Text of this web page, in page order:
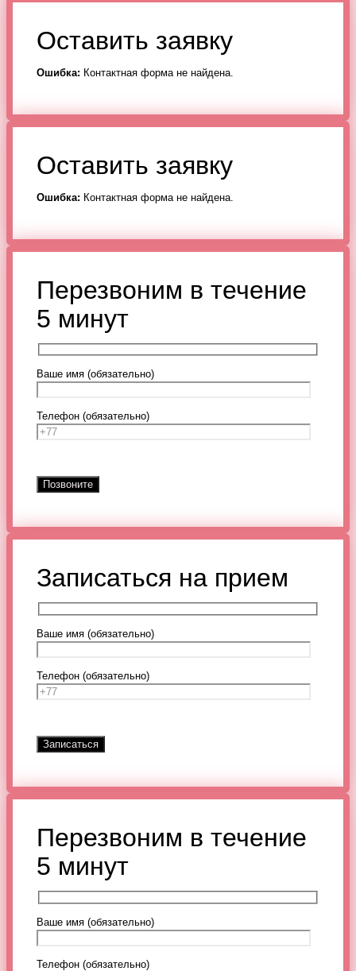
Оставить заявку
Ошибка: Контактная форма не найдена.
Оставить заявку
Ошибка: Контактная форма не найдена.
Перезвоним в течение
5 минут
Ваше имя (обязательно)
Телефон (обязательно)
Записаться на прием
Ваше имя (обязательно)
Телефон (обязательно)
Перезвоним в течение
5 минут
Ваше имя (обязательно)
Телефон (обязательно)